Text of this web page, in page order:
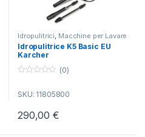
Idropulitrici Macchine per Lavare
e Pulire
Idropulitrice K5 Basic EU
Karcher
u
f
(0)
SKU: 11805800
290,00€